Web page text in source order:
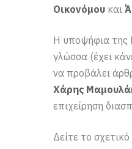
Οικονόμου και
Η υποψήφια της
γλώσσα (έχει
να προβάλει
Χάρης
επιχείρηση
Δείτε το